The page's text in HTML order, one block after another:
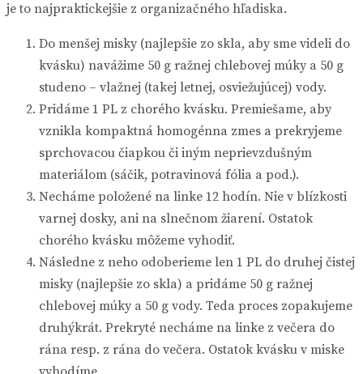
je to najpraktickejšie z organizačného hľadiska.
Do menšej misky (najlepšie zo skla, aby sme videli do
kvásku) navážime 50 g ražnej chlebovej múky a 50 g
studeno – vlažnej (takej letnej, osviežujúcej) vody.
Pridáme 1 PL z chorého kvásku. Premiešame, aby
vznikla kompaktná homogénna zmes a prekryjeme
sprchovacou čiapkou či iným neprievzdušným
materiálom (sáčik, potravinová fólia a pod.).
Necháme položené na linke 12 hodín. Nie v blízkosti
varnej dosky, ani na slnečnom žiarení. Ostatok
chorého kvásku môžeme vyhodiť.
Následne z neho odoberieme len 1 PL do druhej čistej
misky (najlepšie zo skla) a pridáme 50 g ražnej
chlebovej múky a 50 g vody. Teda proces zopakujeme
druhýkrát. Prekryté necháme na linke z večera do
rána resp. z rána do večera. Ostatok kvásku v miske